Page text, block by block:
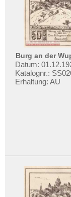
Burg an der
Datum:
Katalognr.:
Erhaltung: AU